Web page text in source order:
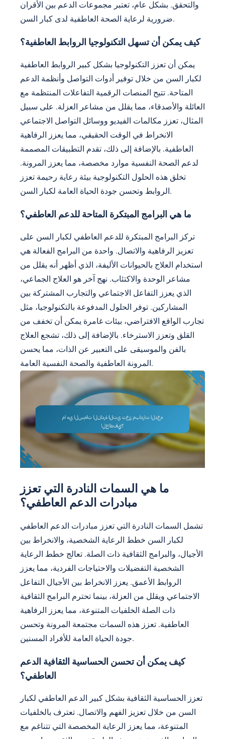
والتحقق. بشكل عام، تعتبر مجموعات الدعم بين الأقران
ضرورية لرعاية الصحة العاطفية لدى كبار السن.
كيف يمكن أن تسهل التكنولوجيا الروابط العاطفية؟
يمكن أن تعزز التكنولوجيا بشكل كبير الروابط العاطفية
لكبار السن من خلال توفير أدوات التواصل وأنظمة الدعم
المتاحة. تتيح المنصات الرقمية التفاعلات المنتظمة مع
العائلة والأصدقاء، مما يقلل من مشاعر العزلة. على سبيل
المثال، تعزز مكالمات الفيديو ووسائل التواصل الاجتماعي
الانخراط في الوقت الحقيقي، مما يعزز الرفاهية
العاطفية. بالإضافة إلى ذلك، تقدم التطبيقات المصممة
لدعم الصحة النفسية موارد مخصصة، مما يعزز المرونة.
تخلق هذه الحلول التكنولوجية بيئة رعاية رحيمة تعزز
الروابط وتحسن جودة الحياة العامة لكبار السن.
ما هي البرامج المبتكرة المتاحة للدعم العاطفي؟
تركز البرامج المبتكرة للدعم العاطفي لكبار السن على
تعزيز الرفاهية والاتصال. واحدة من البرامج الفعالة هي
استخدام العلاج بالحيوانات الأليفة، الذي أظهر أنه يقلل من
مشاعر الوحدة والاكتئاب. نهج آخر هو العلاج الجماعي،
الذي يعزز التفاعل الاجتماعي والتجارب المشتركة بين
المشاركين. توفر الحلول المدفوعة بالتكنولوجيا، مثل
تجارب الواقع الافتراضي، بيئات غامرة يمكن أن تخفف من
القلق وتعزز الاسترخاء. بالإضافة إلى ذلك، تشجع العلاج
بالفن والموسيقى على التعبير عن الذات، مما يحسن
المرونة العاطفية والصحة النفسية العامة.
ما هي السمات النادرة التي تعزز
مبادرات الدعم العاطفي؟
تشمل السمات النادرة التي تعزز مبادرات الدعم العاطفي
لكبار السن خطط الرعاية الشخصية، والانخراط بين
الأجيال، والبرامج الثقافية ذات الصلة. تعالج خطط الرعاية
الشخصية التفضيلات والاحتياجات الفردية، مما يعزز
الروابط الأعمق. يعزز الانخراط بين الأجيال التفاعل
الاجتماعي ويقلل من العزلة، بينما تحترم البرامج الثقافية
ذات الصلة الخلفيات المتنوعة، مما يعزز الرفاهية
العاطفية. تعزز هذه السمات مجتمعة المرونة وتحسن
جودة الحياة العامة للأفراد المسنين.
كيف يمكن أن تحسن الحساسية الثقافية الدعم
العاطفي؟
تعزز الحساسية الثقافية بشكل كبير الدعم العاطفي لكبار
السن من خلال تعزيز الفهم والاتصال. تعترف بالخلفيات
المتنوعة، مما يعزز الرعاية المخصصة التي تتناغم مع